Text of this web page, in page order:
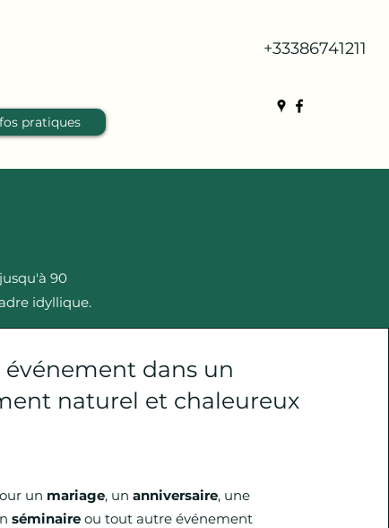
+33386741211
pratiques
90
idyllique.
événement dans un
naturel et chaleureux
un mariage, un anniversaire, une
séminaireou tout autre événement